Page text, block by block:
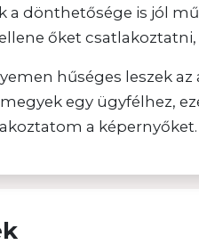
a dönthetősége is jól
őket
hűséges leszek
egy ügyfélhez,
a